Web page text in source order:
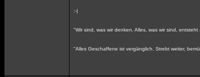
:-|
"Wir sind, was wir denken. Alles, was wir sind,
"Alles Geschaffene ist vergänglich. Strebt weiter,